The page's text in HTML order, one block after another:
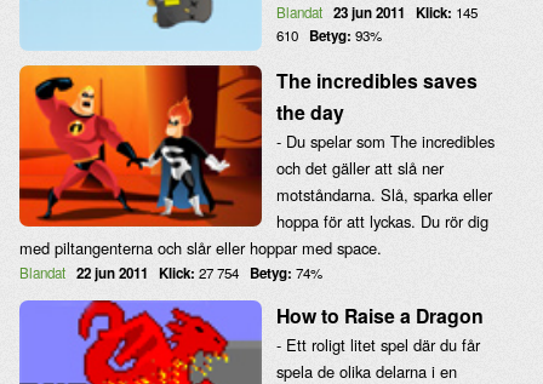
Blandat 23 jun 2011 Klick: 145
610
Betyg: 93%
The incredibles saves
the day
- Du spelar som The incredibles
och det gäller att slå ner
motståndarna. Slå, sparka eller
hoppa för att lyckas. Du rör dig
med piltangenterna och slår eller hoppar med space.
Blandat 22 jun 2011 Klick: 27 754 Betyg: 74%
How to Raise a Dragon
- Ett roligt litet spel där du får
spela de olika delarna i en